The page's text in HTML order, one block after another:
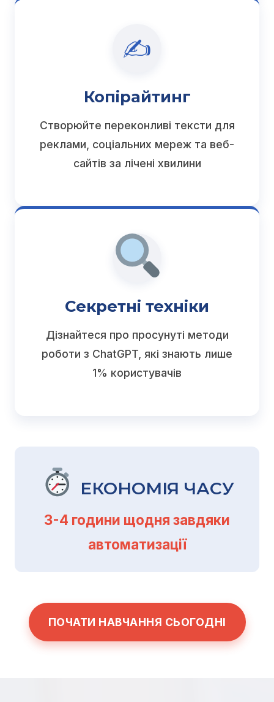
✍️
Копірайтинг
Створюйте переконливі тексти для
реклами, соціальних мереж та веб-
сайтів за лічені хвилини
Секретні техніки
Дізнайтеся про просунуті методи
роботи з ChatGPT, які знають лише
1% користувачів
ЕКОНОМІЯ ЧАСУ
3-4 години щодня завдяки
автоматизації
ПОЧАТИ НАВЧАННЯ СЬОГОДНІ